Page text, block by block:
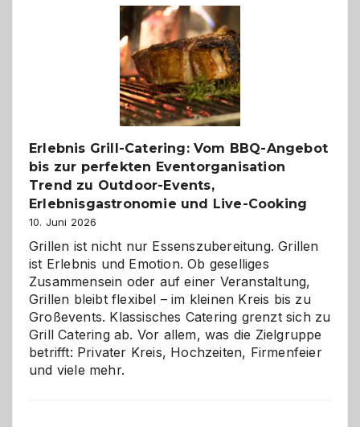
–
die
Gelegenheit,
neue
Reiseziele
zu
entdecken
Erlebnis Grill-Catering: Vom BBQ-Angebot
bis zur perfekten Eventorganisation
Trend zu Outdoor-Events,
Erlebnisgastronomie und Live-Cooking
10. Juni 2026
Grillen ist nicht nur Essenszubereitung. Grillen
ist Erlebnis und Emotion. Ob geselliges
Zusammensein oder auf einer Veranstaltung,
Grillen bleibt flexibel – im kleinen Kreis bis zu
Großevents. Klassisches Catering grenzt sich zu
Grill Catering ab. Vor allem, was die Zielgruppe
betrifft: Privater Kreis, Hochzeiten, Firmenfeier
und viele mehr.